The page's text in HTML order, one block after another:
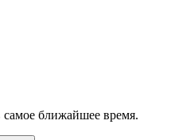
самое ближайшее время.